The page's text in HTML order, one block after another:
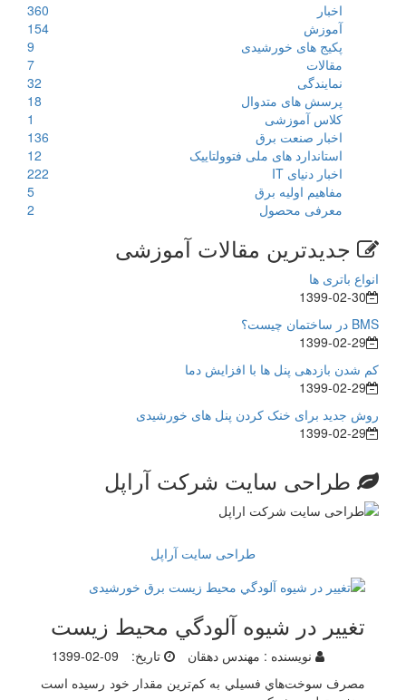
اخبار
360
آموزش
154
پکیج های خورشیدی
9
مقالات
7
نمایندگی
32
پرسش های متدوال
18
کلاس آموزشی
1
اخبار صنعت برق
136
استاندارد های ملی فتوولتاییک
12
اخبار دنیای IT
222
مفاهیم اولیه برق
5
معرفی محصول
2
جدیدترین مقالات آموزشی
انواع باتری ها
1399-02-30
BMS در ساختمان چیست؟
1399-02-29
کم شدن بازدهی پنل ها با افزایش دما
1399-02-29
روش جدید برای خنک کردن پنل های خورشیدی
1399-02-29
طراحی سایت شرکت آراپل
طراحی سایت آراپل
تغيير در شيوه آلودگي محيط زيست
نویسنده : مهندس دهقان تاریخ:
1399-02-09
مصرف سوخت‌هاي فسيلي به كم‌ترين مقدار خود رسيده است